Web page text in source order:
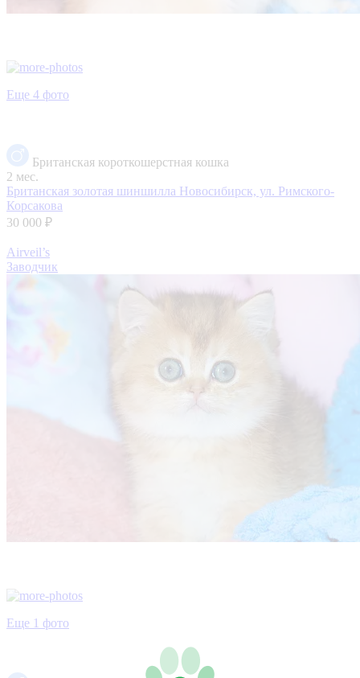
Еще 4 фото
Британская короткошерстная кошка
2 мес.
Британская золотая шиншилла Новосибирск, ул. Римского-
Корсакова
30 000 ₽
Airveil’s
Заводчик
Еще 1 фото